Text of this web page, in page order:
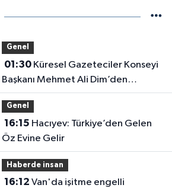
Genel
01:30Küresel Gazeteciler Konseyi
Başkanı Mehmet Ali Dim’den
Gazetemize Ziyaret
Genel
16:15
Öz Evine Gelir
Haberde insan
16:12